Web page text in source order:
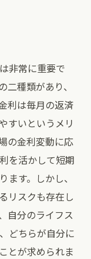
非常に重要で
種類があり、
利は毎月の返済
すいというメリ
の金利変動に応
を活かして短期
ます。しかし、
リスクも存在し
自分のライフス
どちらが自分に
とが求められま